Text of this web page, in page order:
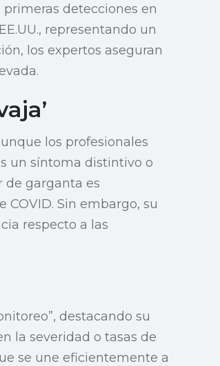
detecciones en
representando un
los expertos aseguran
los profesionales
un síntoma distintivo o
de garganta es
Sin embargo, su
respecto a las
destacando su
la severidad o tasas de
se une eficientemente a